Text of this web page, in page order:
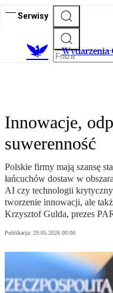
Serwisy
Wydarzenia
Innowacje,
suwerenność
Polskie firmy mają szansę
łańcuchów dostaw w
AI czy technologii
tworzenie innowacji, ale
Krzysztof Gulda, prezes
Publikacja: 29.05.2026 00:00